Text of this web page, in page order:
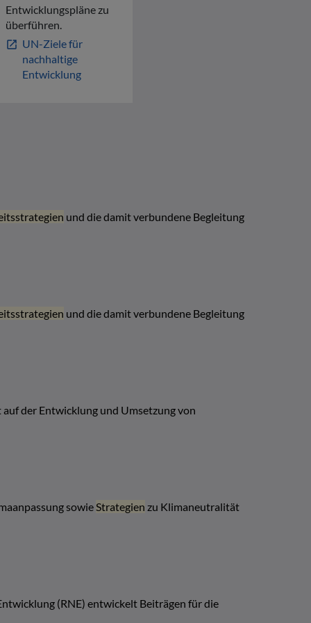
Entwicklungspläne zu
überführen.
open_in_new UN-Ziele für
nachhaltige
Entwicklung